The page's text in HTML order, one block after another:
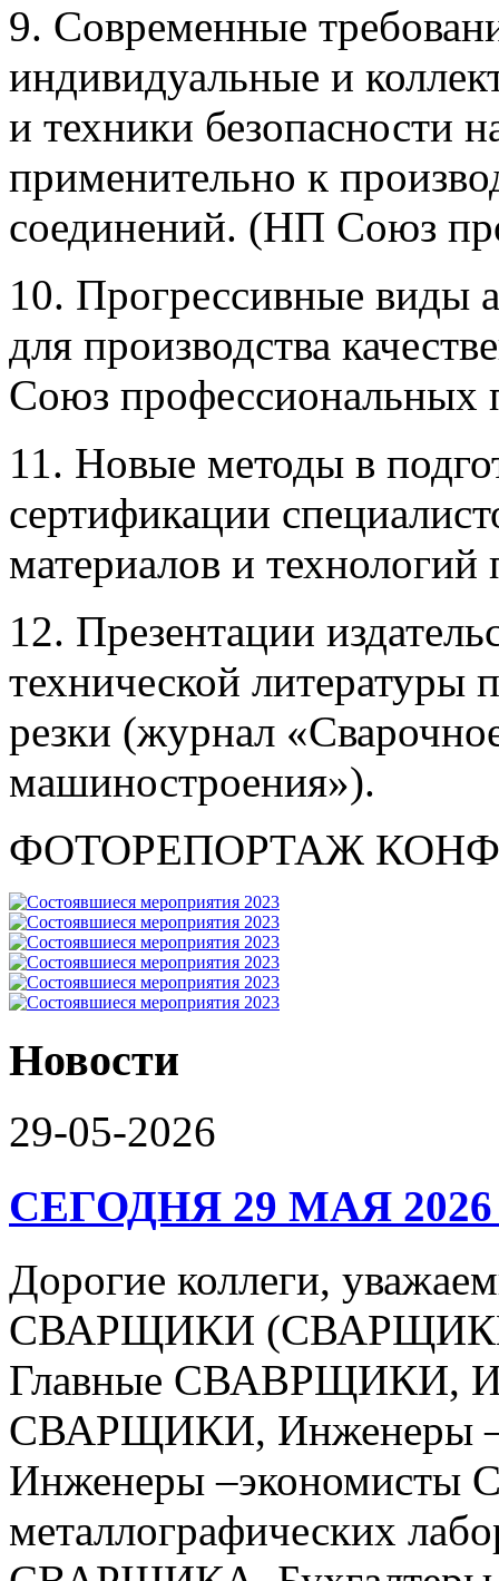
9. Современные
индивидуальные и
и техники безопасности
применительно к
соединений. (НП Союз
10. Прогрессивные виды
для производства
Союз профессиональных
11. Новые методы в
сертификации
материалов и
12. Презентации
технической литературы
резки (журнал
машиностроения»).
ФОТОРЕПОРТАЖ
Новости
29-05-2026
СЕГОДНЯ 29 МАЯ
Дорогие коллеги,
СВАРЩИКИ (СВАРЩИКИ
Главные СВАВРЩИКИ,
СВАРЩИКИ, Инженеры
Инженеры
металлографических